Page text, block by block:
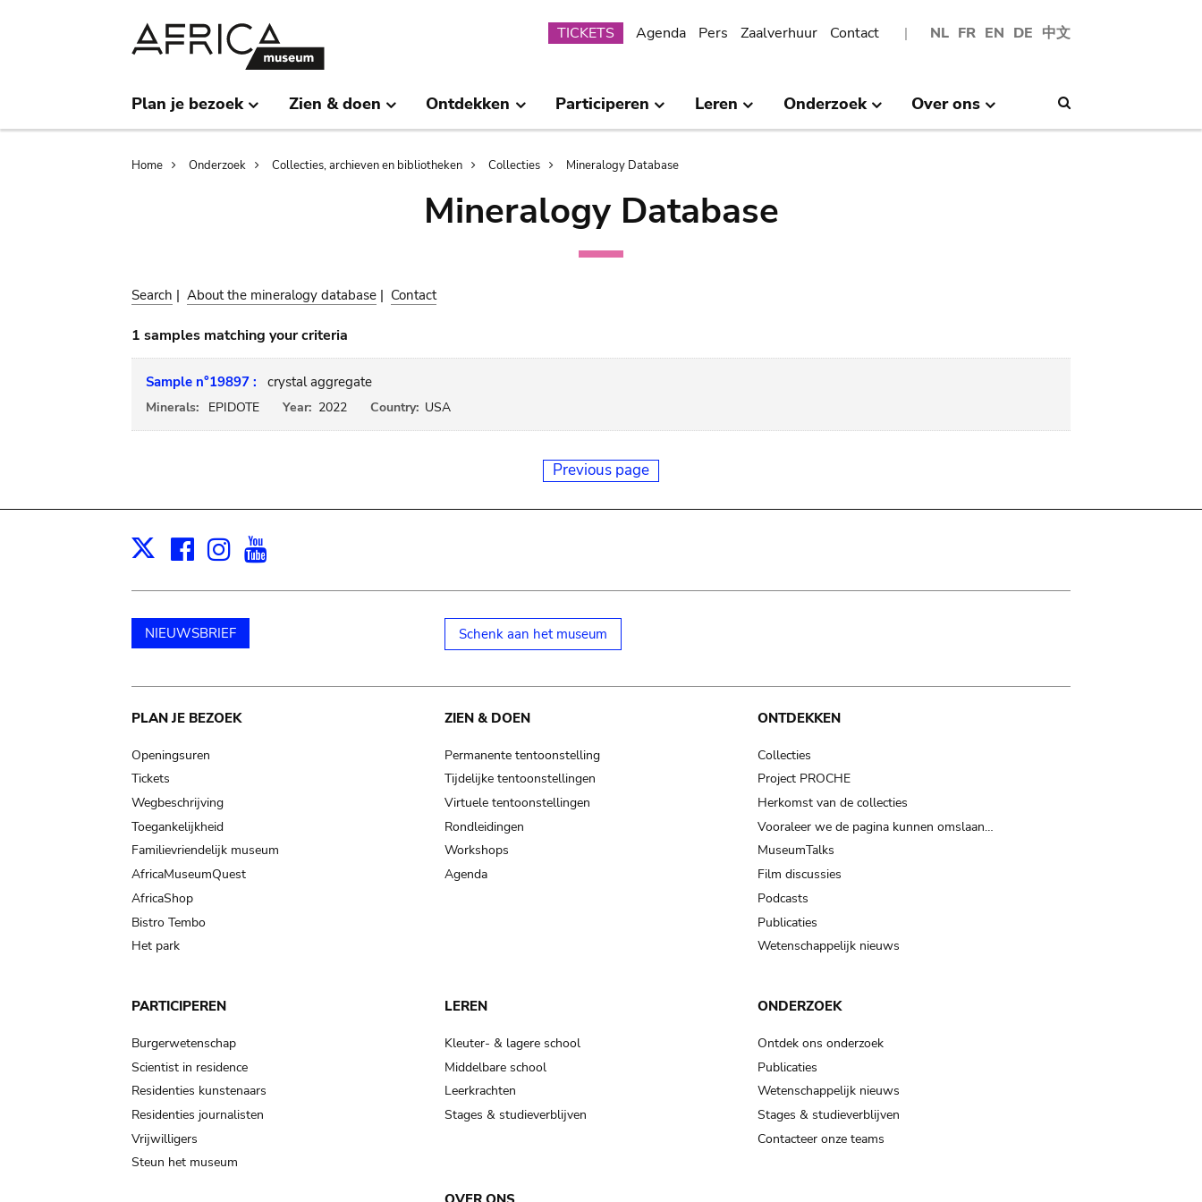
NL FR EN DE 中文
Submenu
TICKETS Agenda Pers Zaalverhuur Contact
Plan je bezoek Zien & doen Ontdekken Participeren Leren Onderzoek Over ons
Breadcrumb
Home Onderzoek Collecties, archieven en bibliotheken Collecties Mineralogy Database
Mineralogy Database
Search | About the mineralogy database | Contact
1 samples matching your criteria
Sample n°19897 : crystal aggregate
Minerals: EPIDOTE Year: 2022 Country: USA
Previous page
X Facebook
Instagram
NIEUWSBRIEF Schenk aan het museum
Main
navigation
PLAN JE BEZOEK
Openingsuren
Tickets
Wegbeschrijving
Toegankelijkheid
Familievriendelijk museum
AfricaMuseumQuest
AfricaShop
Bistro Tembo
Het park
ZIEN & DOEN
Permanente tentoonstelling
Tijdelijke tentoonstellingen
Virtuele tentoonstellingen
Rondleidingen
Workshops
Agenda
ONTDEKKEN
Collecties
Project PROCHE
Herkomst van de collecties
Vooraleer we de pagina kunnen omslaan…
MuseumTalks
Film discussies
Podcasts
Publicaties
Wetenschappelijk nieuws
PARTICIPEREN
Burgerwetenschap
Scientist in residence
Residenties kunstenaars
Residenties journalisten
Vrijwilligers
Steun het museum
LEREN
Kleuter- & lagere school
Middelbare school
Leerkrachten
Stages & studieverblijven
ONDERZOEK
Ontdek ons onderzoek
Publicaties
Wetenschappelijk nieuws
Stages & studieverblijven
Contacteer onze teams